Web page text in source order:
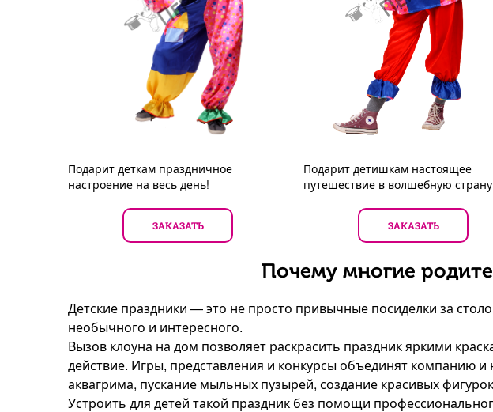
Подарит деткам праздничное
настроение на весь день!
ЗАКАЗАТЬ
Подарит детишкам настоящее
путешествие в волшебную
ЗАКАЗАТЬ
Почему многие
Детские праздники — это не просто привычные посиделки за
необычного и интересного.
Вызов клоуна на дом позволяет раскрасить праздник яркими
действие. Игры, представления и конкурсы объединят компанию
аквагрима, пускание мыльных пузырей, создание красивых
Устроить для детей такой праздник без помощи